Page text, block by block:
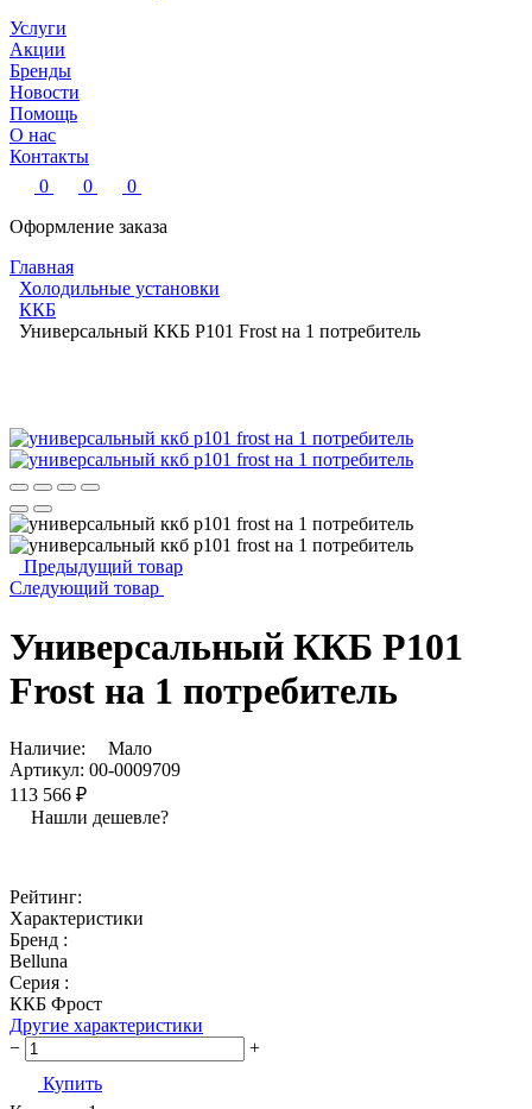
Услуги
Акции
Бренды
Новости
Помощь
О нас
Контакты
0
0
0
Оформление заказа
Главная
Холодильные установки
ККБ
Универсальный ККБ Р101 Frost на 1 потребитель
Предыдущий товар
Следующий товар
Универсальный ККБ Р101
Frost на 1 потребитель
Наличие:
Мало
Артикул: 00-0009709
113 566 ₽
Нашли дешевле?
Рейтинг:
Характеристики
Бренд :
Belluna
Серия :
ККБ Фрост
Другие характеристики
−
+
Купить